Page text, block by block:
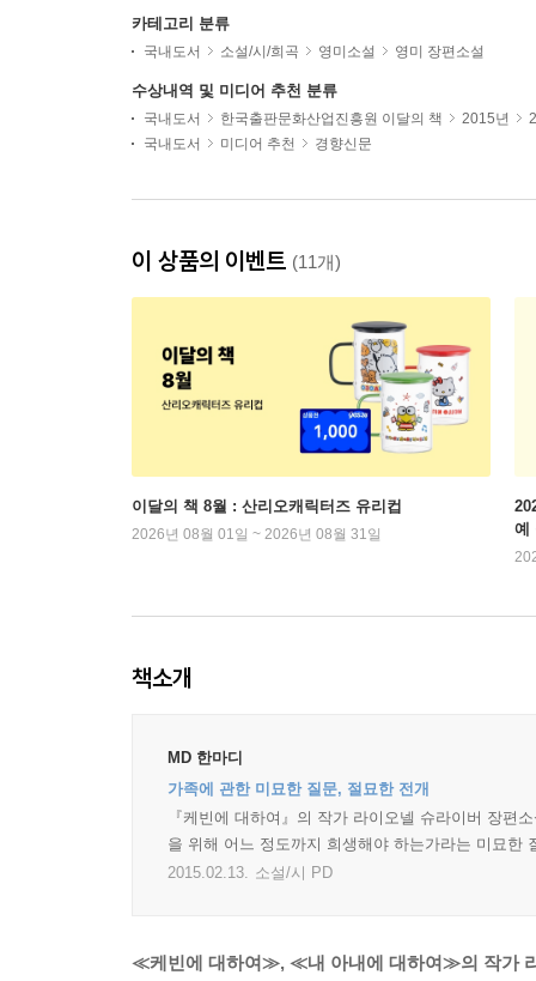
카테고리 분류
국내도서 소설/시/희곡 영미소설 영미 장편소설
수상내역 및 미디어 추천 분류
국내도서 한국출판문화산업진흥원 이달의 책 2015년
국내도서
미디어 추천 경향신문
이 상품의 이벤트 (11개)
이달의 책 8월 : 산리오캐릭터즈 유리컵
2026년 08월 01일 ~ 2026년 08월 31일
예
책소개
MD 한마디
가족에 관한 미묘한 질문, 절묘한 전개
『케빈에 대하여』의 작가 라이오넬 슈라이버 장편
을 위해 어느 정도까지 희생해야 하는가라는 미묘한
2015.02.13. 소설/시 PD
≪케빈에 대하여≫, ≪내 아내에 대하여≫의 작가